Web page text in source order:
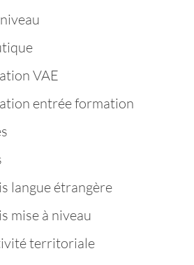
VAE
entrée formation
langue étrangère
mise à niveau
territoriale